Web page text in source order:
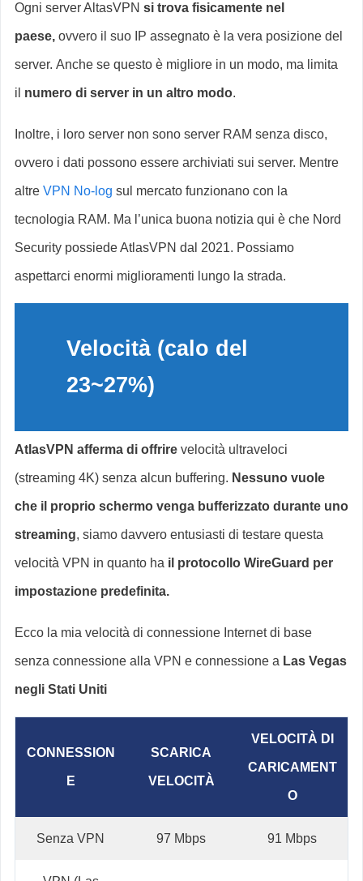
Ogni server AltasVPN si trova fisicamente nel
paese, ovvero il suo IP assegnato è la vera posizione del
server. Anche se questo è migliore in un modo, ma limita
il numero di server in un altro modo.
Inoltre, i loro server non sono server RAM senza disco,
ovvero i dati possono essere archiviati sui server. Mentre
altre VPN No-log sul mercato funzionano con la
tecnologia RAM. Ma l’unica buona notizia qui è che Nord
Security possiede AtlasVPN dal 2021. Possiamo
aspettarci enormi miglioramenti lungo la strada.
Velocità (calo del
23~27%)
AtlasVPN afferma di offrire velocità ultraveloci
(streaming 4K) senza alcun buffering. Nessuno vuole
che il proprio schermo venga bufferizzato durante uno
streaming, siamo davvero entusiasti di testare questa
velocità VPN in quanto ha il protocollo WireGuard per
impostazione predefinita.
Ecco la mia velocità di connessione Internet di base
senza connessione alla VPN e connessione a Las Vegas
negli Stati Uniti
CONNESSION
E
SCARICA
VELOCITÀ
VELOCITÀ DI
CARICAMENT
O
Senza VPN 97 Mbps 91 Mbps